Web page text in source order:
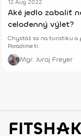
12 Aug 2022
Aké jedlo zabaliť
celodenný výlet?
Chystáš sa na turistiku a
Poradíme ti.
Mgr. Juraj Freyer